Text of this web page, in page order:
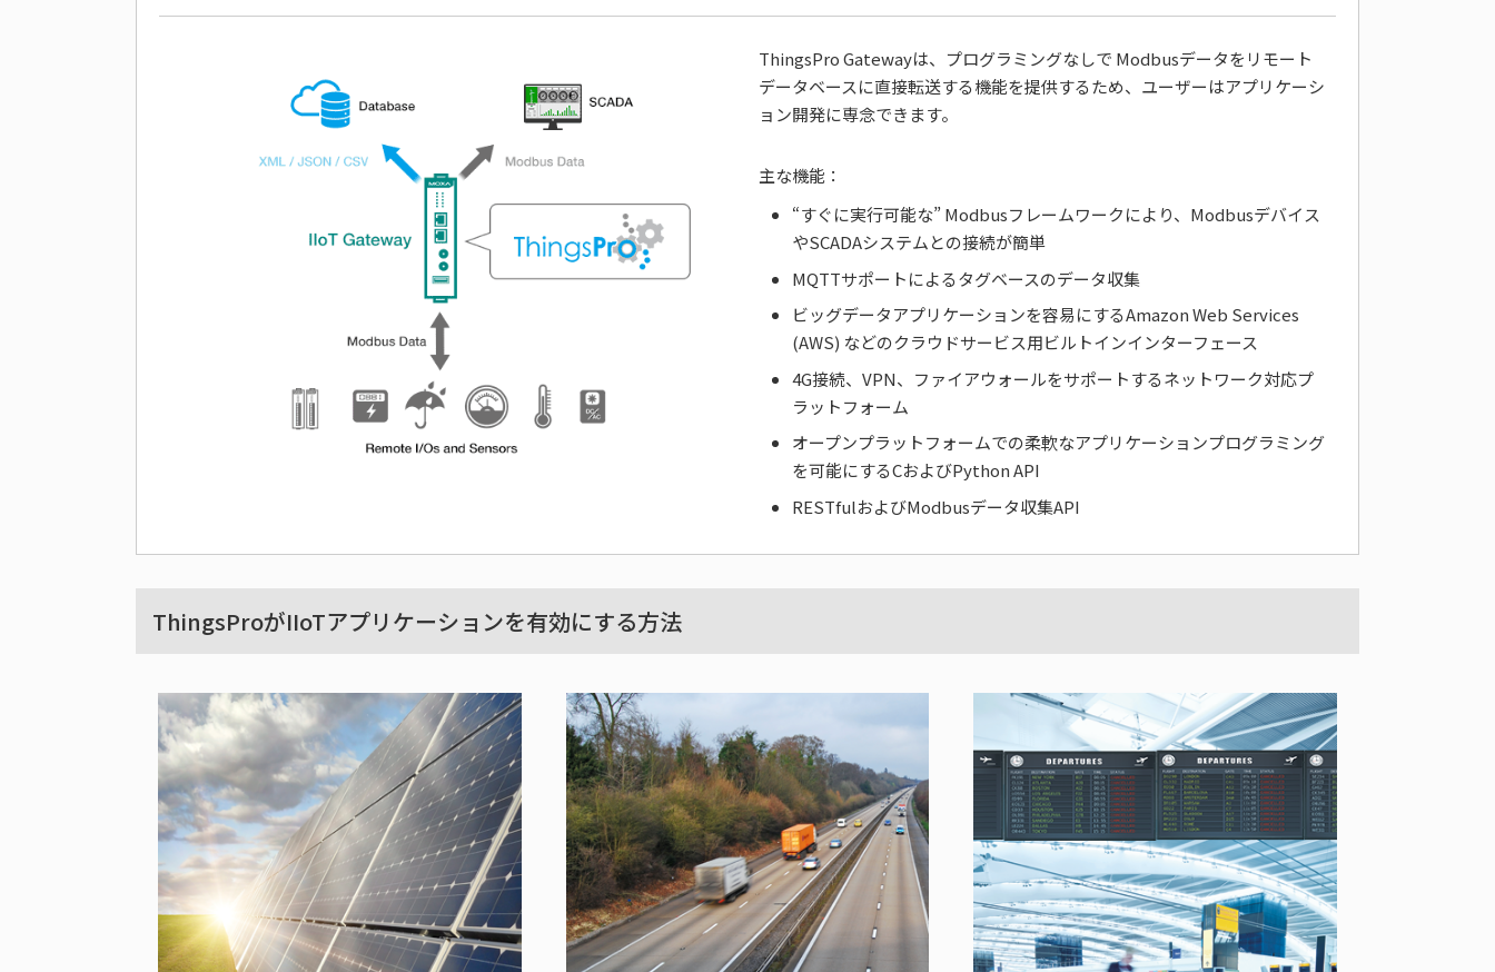
ThingsPro Gatewayは、プログラミングなしで Modbusデータをリモート
データベースに直接転送する機能を提供するため、ユーザーはアプリケーシ
ョン開発に専念できます。
主な機能：
“すぐに実行可能な” Modbusフレームワークにより、Modbusデバイス
やSCADAシステムとの接続が簡単
MQTTサポートによるタグベースのデータ収集
ビッグデータアプリケーションを容易にするAmazon Web Services
(AWS) などのクラウドサービス用ビルトインインターフェース
4G接続、VPN、ファイアウォールをサポートするネットワーク対応プ
ラットフォーム
オープンプラットフォームでの柔軟なアプリケーションプログラミング
を可能にするCおよびPython API
RESTfulおよびModbusデータ収集API
ThingsProがIIoTアプリケーションを有効にする方法